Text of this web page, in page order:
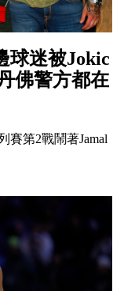
球迷被Jokic
佛警方都在
賽第2戰鬧著Jamal